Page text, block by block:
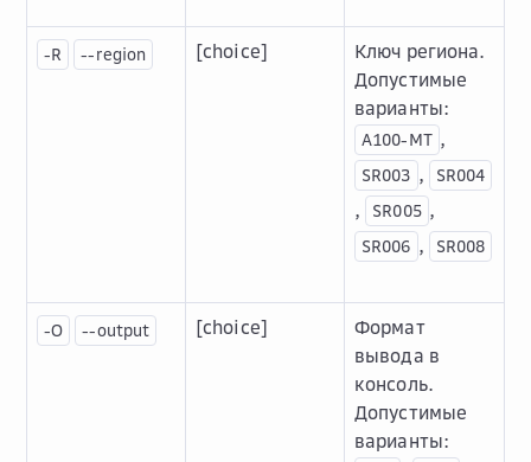
-R --region [choice]
Ключ региона.
Допустимые
варианты:
A100-MT ,
SR003 , SR004
, SR005 ,
SR006 , SR008
-O --output [choice]
Формат
вывода в
консоль.
Допустимые
варианты: